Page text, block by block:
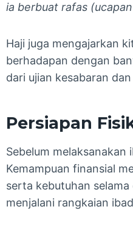
ia berbuat rafas
Haji juga mengajarkan
berhadapan dengan
dari ujian kesabaran
Persiapan
Sebelum
Kemampuan finansial
serta kebutuhan
menjalani rangkaian